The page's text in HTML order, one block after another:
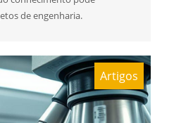
de engenharia.
Artigos